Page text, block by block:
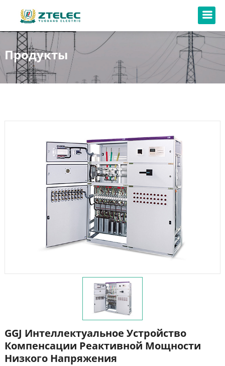
Продукты
GGJ Интеллектуальное Устройство
Компенсации Реактивной Мощности
Низкого Напряжения